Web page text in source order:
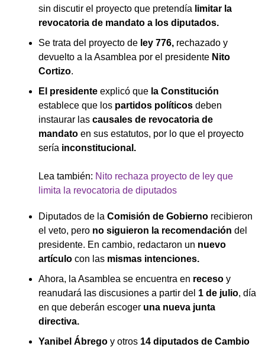
sin discutir el proyecto que pretendía limitar la
revocatoria de mandato a los diputados.
Se trata del proyecto de ley 776, rechazado y
devuelto a la Asamblea por el presidente Nito
Cortizo.
El presidente explicó que la Constitución
establece que los partidos políticos deben
instaurar las causales de revocatoria de
mandato en sus estatutos, por lo que el proyecto
sería inconstitucional.
Lea también: Nito rechaza proyecto de ley que
limita la revocatoria de diputados
Diputados de la Comisión de Gobierno recibieron
el veto, pero no siguieron la recomendación del
presidente. En cambio, redactaron un nuevo
artículo con las mismas intenciones.
Ahora, la Asamblea se encuentra en receso y
reanudará las discusiones a partir del 1 de julio, día
en que deberán escoger una nueva junta
directiva.
Yanibel Ábrego y otros 14 diputados de Cambio